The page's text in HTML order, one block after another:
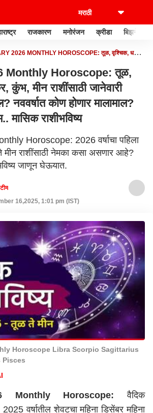
राजकारण मनोरंजन क्रीडा बिझनेस
2026 MONTHLY HOROSCOPE: तूळ, वृश्चिक, धनु,
Monthly Horoscope: तूळ,
मीन राशींसाठी जानेवारी
नववर्षात कोण होणार मालामाल?
मासिक राशीभविष्य
Horoscope: 2026 वर्षाचा पहिला
मीन राशींसाठी नेमका कसा असणार आहे?
जाणून घेऊयात.
16,2025, 1:01 pm (IST)
Horoscope Libra Scorpio Sagittarius
Pisces
Monthly Horoscope:वैदिक
2025वर्षातील शेवटचा महिना डिसेंबर महिना